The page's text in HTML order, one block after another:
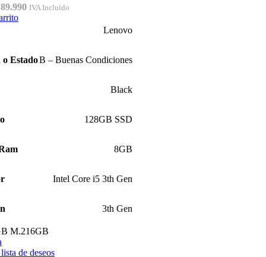
ElIVA Incluído
Lenovo
EstadoB – Buenas Condiciones
Black
128GB SSD
8GB
Intel Core i5 3th Gen
3th Gen
M.216GB
de deseos